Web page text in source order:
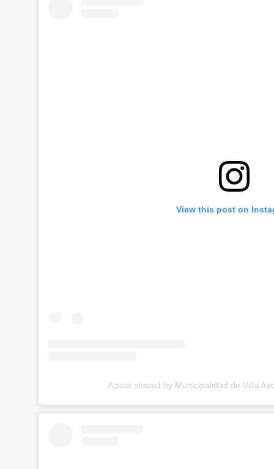
View this post on
A post shared by Municipalidad de Villa